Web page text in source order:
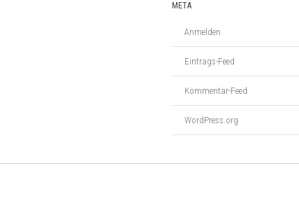
META
Anmelden
Eintrags-Feed
Kommentar-Feed
WordPress.org